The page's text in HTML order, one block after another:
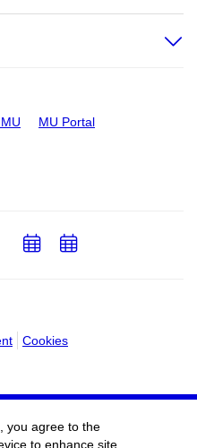
MU Portal
Cookies
AddAdd
you agree to the
to enhance site